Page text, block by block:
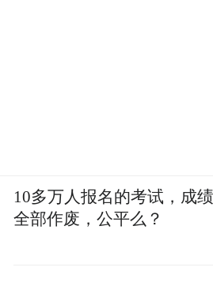
10多万人报名的考试，成绩
全部作废，公平么？